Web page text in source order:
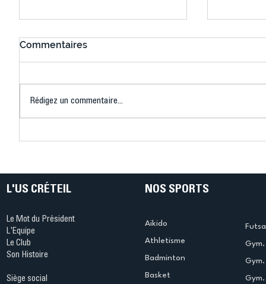
objectif, c'est Los Angeles
sont
Commentaires
Rédigez un commentaire...
L'US CRÉTEIL
Le Mot du Président
L'Equipe
Le Club
Son Histoire
Siège social
NOS SPORTS
Aikido
Athletisme
Badminton
Basket